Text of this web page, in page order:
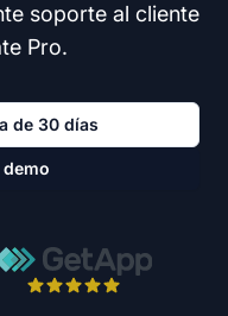
soporte al cliente
Pro.
de 30 días